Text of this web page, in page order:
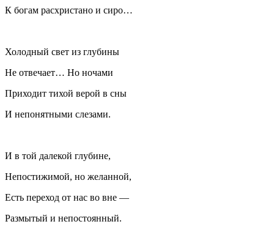
К богам расхристано и сиро…
Холодный свет из глубины
Не отвечает… Но ночами
Приходит тихой верой в сны
И непонятными слезами.
И в той далекой глубине,
Непостижимой, но желанной,
Есть переход от нас во вне —
Размытый и непостоянный.